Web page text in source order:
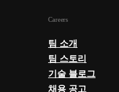
Careers
팀 소개
팀 스토리
기술 블로그
채용 공고